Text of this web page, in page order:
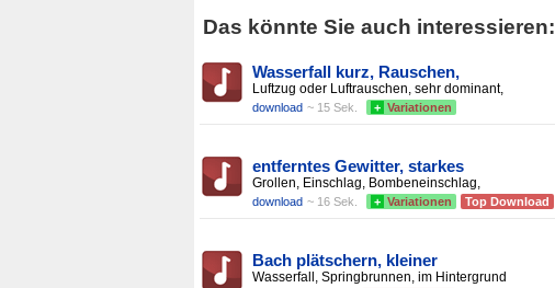
Das könnte Sie auch interessieren:
Wasserfall kurz, Rauschen,
Luftzug oder Luftrauschen, sehr dominant,
download ~ 15 Sek. + Variationen
entferntes Gewitter, starkes
Grollen, Einschlag, Bombeneinschlag,
download ~ 16 Sek. + Variationen Top Download
Bach plätschern, kleiner
Wasserfall, Springbrunnen, im Hintergrund